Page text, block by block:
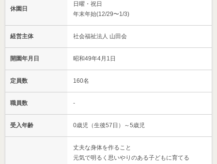
休園日
日曜・祝日
年末年始(12/29〜1/3)
経営主体 社会福祉法人 山田会
開園年月日 昭和49年4月1日
定員数 160名
職員数 -
受入年齢 0歳児（生後57日）～5歳児
丈夫な身体を作ること
元気で明るく思いやりのある子どもに育てる